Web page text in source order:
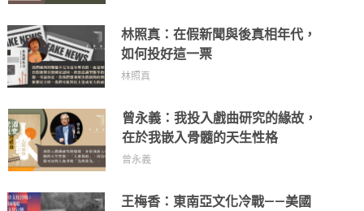
林照真：在假新聞與後真相年代，
如何投好這一票
林照真
曾永義：我投入戲曲研究的緣故，
在於我嵌入骨髓的天生性格
曾永義
王梅香：東南亞文化冷戰——美國